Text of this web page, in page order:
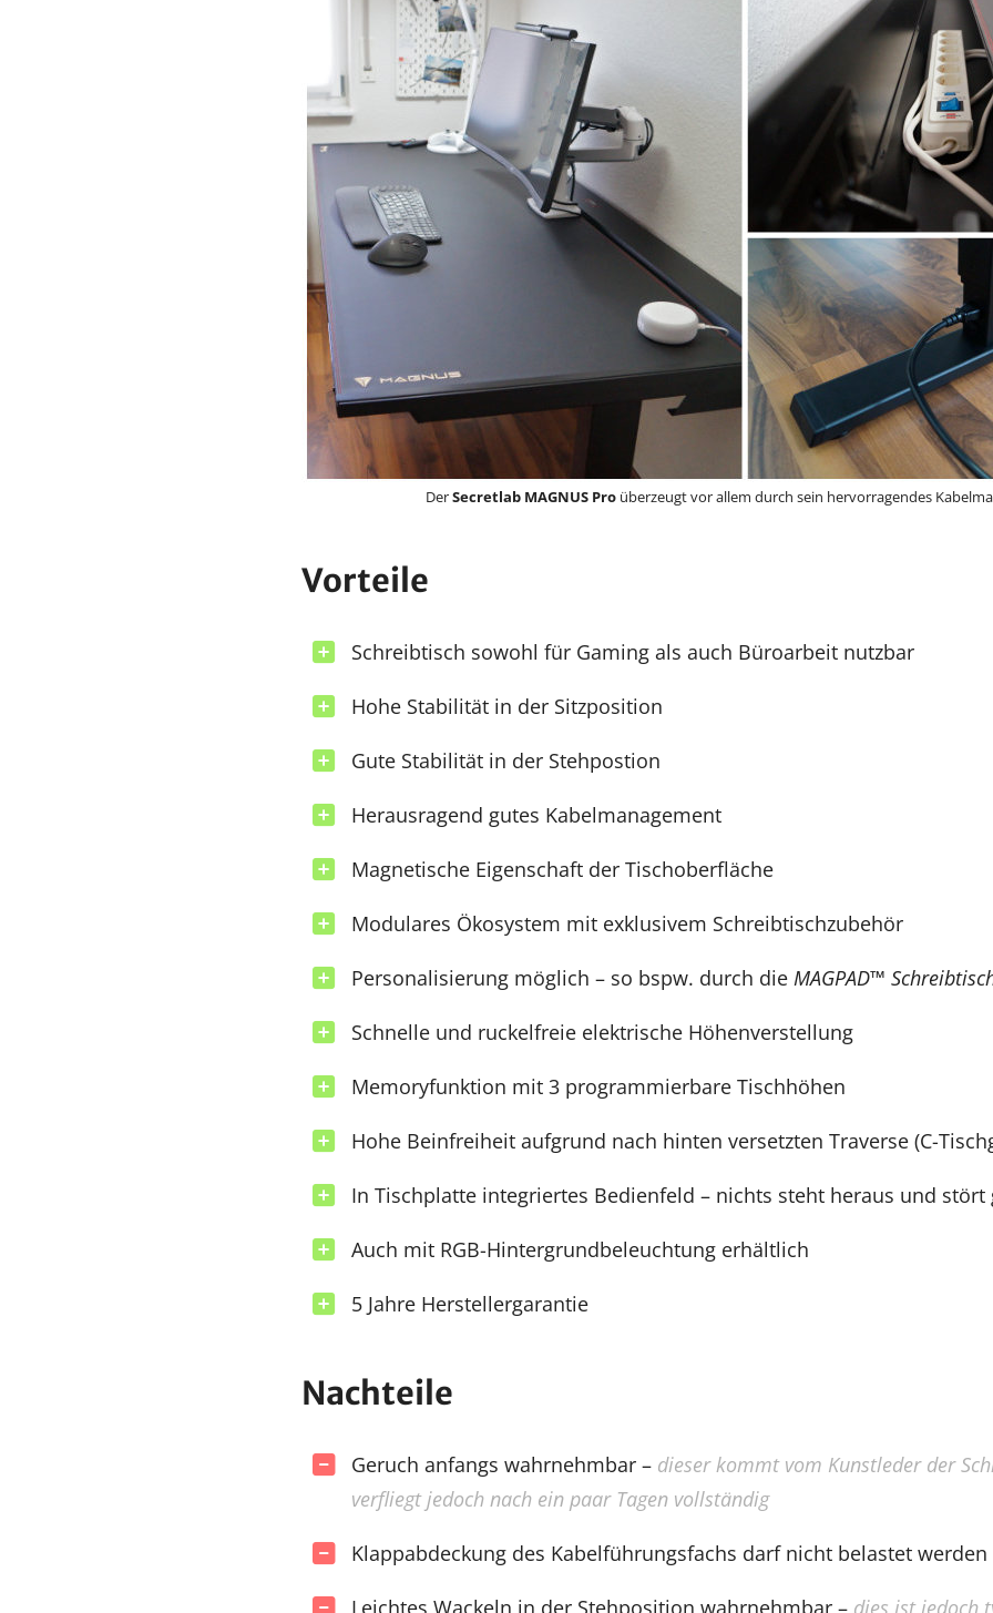
DerSecretlab MAGNUS Pro überzeugt vor allem durch sein hervorragendes
Vorteile
Schreibtisch sowohl für Gaming als auch Büroarbeit nutzbar
Hohe Stabilität in der Sitzposition
Gute Stabilität in der Stehpostion
Herausragend gutes Kabelmanagement
Magnetische Eigenschaft der Tischoberfläche
Modulares Ökosystem mit exklusivem Schreibtischzubehör
Personalisierung möglich – so bspw. durch die MAGPAD™
Schnelle und ruckelfreie elektrische Höhenverstellung
Memoryfunktion mit 3 programmierbare Tischhöhen
Hohe Beinfreiheit aufgrund nach hinten versetzten Traverse (C-
In Tischplatte integriertes Bedienfeld – nichts steht heraus und stört
Auch mit RGB-Hintergrundbeleuchtung erhältlich
5 Jahre Herstellergarantie
Nachteile
Geruch anfangs wahrnehmbar – dieser kommt vom Kunstleder der
verfliegt jedoch nach ein paar Tagen vollständig
Klappabdeckung des Kabelführungsfachs darf nicht belastet werden
Leichtes Wackeln in der Stehposition wahrnehmbar – dies ist jedoch